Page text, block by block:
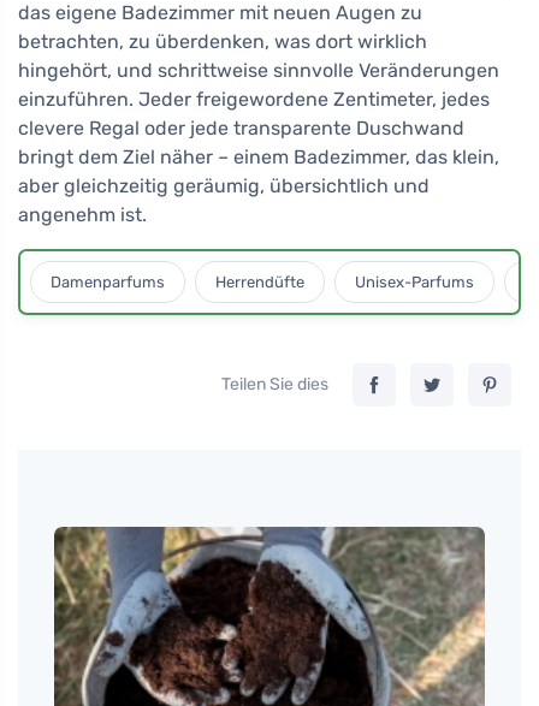
das eigene Badezimmer mit neuen Augen zu
betrachten, zu überdenken, was dort wirklich
hingehört, und schrittweise sinnvolle Veränderungen
einzuführen. Jeder freigewordene Zentimeter, jedes
clevere Regal oder jede transparente Duschwand
bringt dem Ziel näher – einem Badezimmer, das klein,
aber gleichzeitig geräumig, übersichtlich und
angenehm ist.
Damenparfums Herrendüfte Unisex-Parfums
Teilen Sie dies